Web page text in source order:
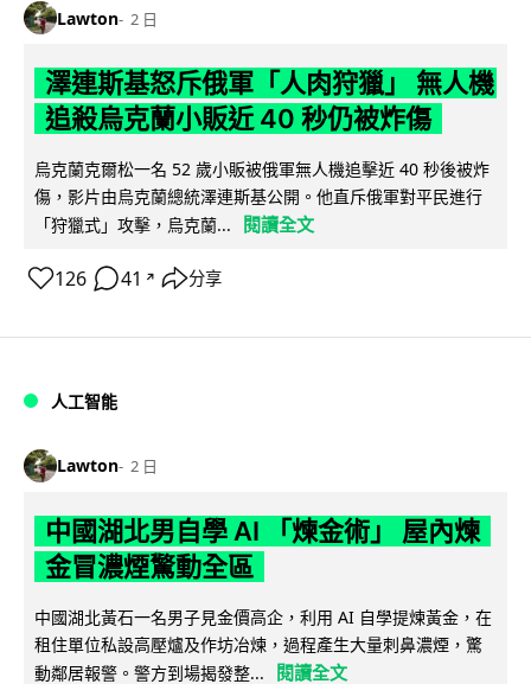
Lawton 2 日
澤連斯基怒斥俄軍「人肉狩獵」 無人機
追殺烏克蘭小販近 40 秒仍被炸傷
烏克蘭克爾松一名 52 歲小販被俄軍無人機追擊近 40 秒後被炸
傷，影片由烏克蘭總統澤連斯基公開。他直斥俄軍對平民進行
「狩獵式」攻擊，烏克蘭...
閱讀全文
126 41 ↗ 分享
人工智能
Lawton 2 日
中國湖北男自學 AI 「煉金術」 屋內煉
金冒濃煙驚動全區
中國湖北黃石一名男子見金價高企，利用 AI 自學提煉黃金，在
租住單位私設高壓爐及作坊冶煉，過程產生大量刺鼻濃煙，驚
動鄰居報警。警方到場揭發整...
閱讀全文